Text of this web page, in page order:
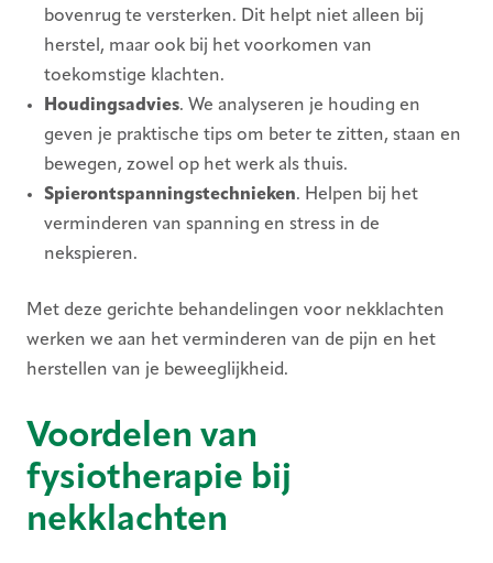
bovenrug te versterken. Dit helpt niet alleen bij
herstel, maar ook bij het voorkomen van
toekomstige klachten.
Houdingsadvies. We analyseren je houding en
geven je praktische tips om beter te zitten, staan en
bewegen, zowel op het werk als thuis.
Spierontspanningstechnieken. Helpen bij het
verminderen van spanning en stress in de
nekspieren.
Met deze gerichte behandelingen voor nekklachten
werken we aan het verminderen van de pijn en het
herstellen van je beweeglijkheid.
Voordelen van
fysiotherapie bij
nekklachten